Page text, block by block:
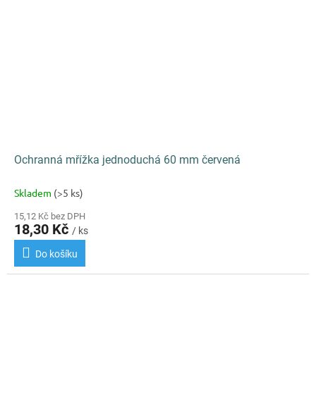
Ochranná mřížka jednoduchá 60 mm červená
Skladem (>5 ks)
15,12 Kč bez DPH
18,30 Kč / ks
Do košíku